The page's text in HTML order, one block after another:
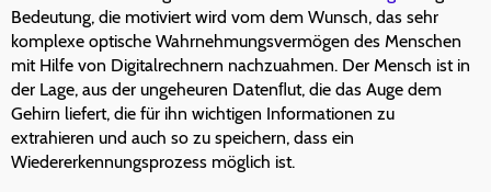
Bedeutung, die motiviert wird vom dem Wunsch, das sehr
komplexe optische Wahrnehmungsvermögen des Menschen
mit Hilfe von Digitalrechnern nachzuahmen. Der Mensch ist in
der Lage, aus der ungeheuren Datenﬂut, die das Auge dem
Gehirn liefert, die für ihn wichtigen Informationen zu
extrahieren und auch so zu speichern, dass ein
Wiedererkennungsprozess möglich ist.